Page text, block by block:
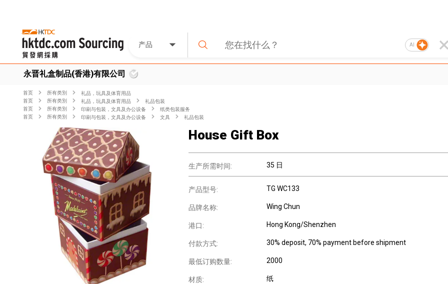
产品 AI
永晋礼盒制品(香港)有限公司
首页 所有类別
礼品，玩具及体育用品
首页
所有类別 礼品，玩具及体育用品
礼品包装
首页
所有类別 印刷与包装，文具及办公设备
纸类包装服务
首页
所有类別 印刷与包装，文具及办公设备 文具 礼品包装
House Gift Box
生产所需时间: 35 日
产品型号: TG WC133
品牌名称: Wing Chun
港口: Hong Kong/Shenzhen
付款方式: 30% deposit, 70% payment before shipment
最低订购数量: 2000
材质: 纸